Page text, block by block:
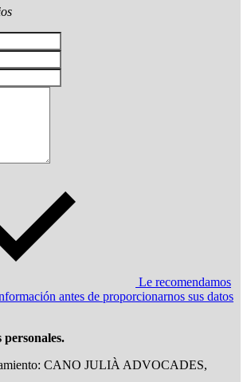
Le recomendamos
antes de proporcionarnos sus datos
personales.
CANO JULIÀ ADVOCADES,